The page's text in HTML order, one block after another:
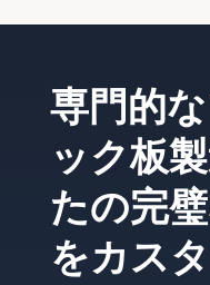
専門的
ック板
たの完
をカス